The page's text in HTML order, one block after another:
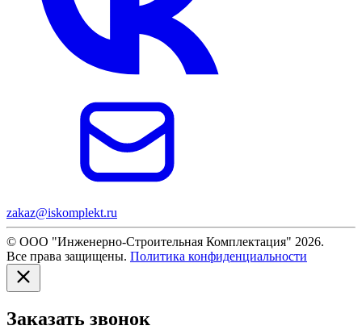
zakaz@iskomplekt.ru
© ООО "Инженерно-Строительная Комплектация" 2026.
Все права защищены. Политика конфиденциальности
Заказать звонок